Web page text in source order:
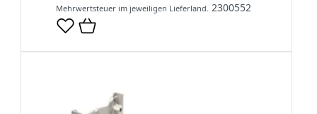
Mehrwertsteuer im jeweiligen Lieferland. 2300552